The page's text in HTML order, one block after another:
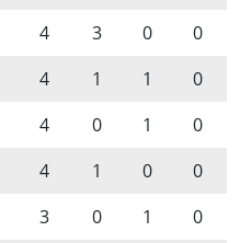
4 3 0
0
4 1 1
0
4 0 1
0
4 1 0
0
3 0 1 0